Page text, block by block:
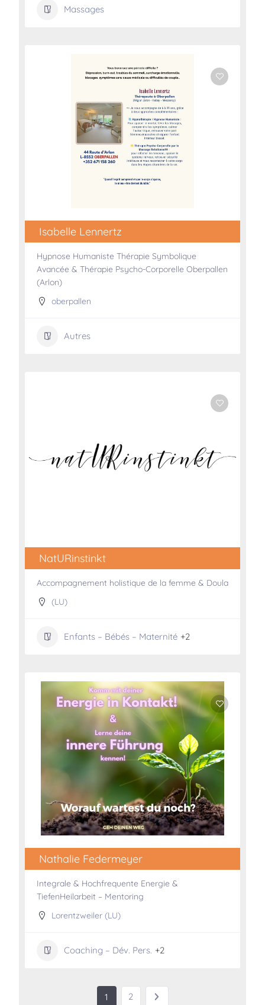
Massages
Isabelle Lennertz
Hypnose Humaniste Thérapie Symbolique
Avancée & Thérapie Psycho-Corporelle Oberpallen
(Arlon)
oberpallen
Autres
NatURinstinkt
Accompagnement holistique de la femme & Doula
(LU)
Enfants – Bébés – Maternité +2
Nathalie Federmeyer
Integrale & Hochfrequente Energie &
TiefenHeilarbeit – Mentoring
Lorentzweiler (LU)
Coaching – Dév. Pers. +2
1 2